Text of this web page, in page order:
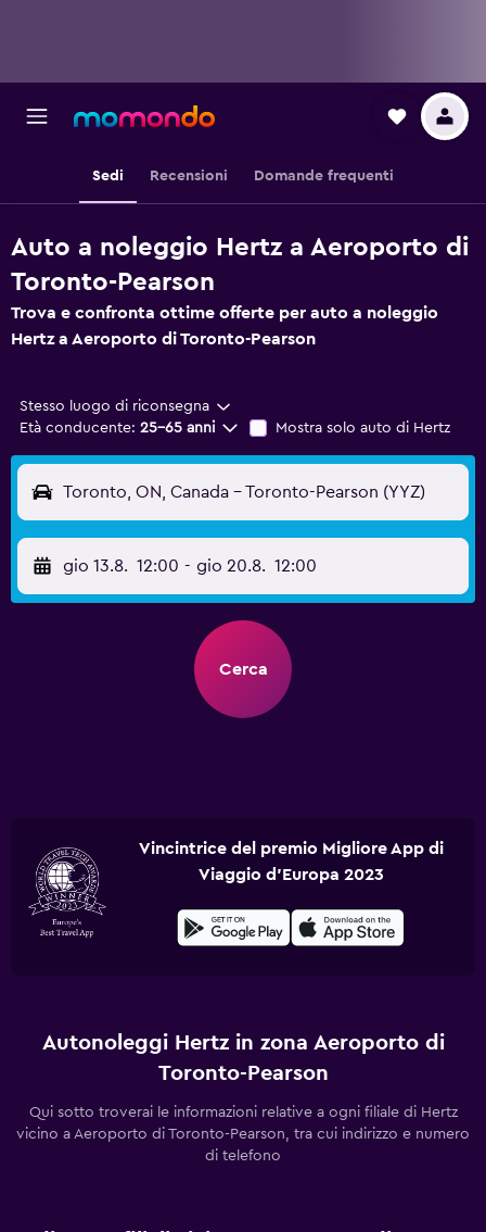
Sedi Recensioni Domande frequenti
Auto a noleggio Hertz a Aeroporto di
Toronto-Pearson
Trova e confronta ottime offerte per auto a noleggio
Hertz a Aeroporto di Toronto-Pearson
Stesso luogo di riconsegna
Età conducente: 25-65 anni Mostra solo auto di Hertz
Toronto, ON, Canada - Toronto-Pearson (YYZ)
gio 13.8. 12:00 - gio 20.8. 12:00
Cerca
Vincintrice del premio Migliore App di
Viaggio d'Europa 2023
Autonoleggi Hertz in zona Aeroporto di
Toronto-Pearson
Qui sotto troverai le informazioni relative a ogni filiale di Hertz
vicino a Aeroporto di Toronto-Pearson, tra cui indirizzo e numero
di telefono